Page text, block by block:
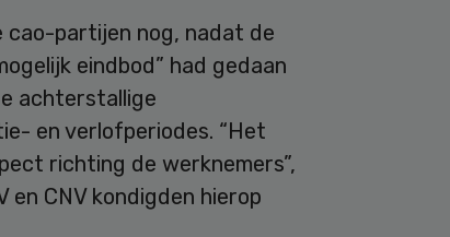
partijen nog, nadat de
eindbod” had gedaan
achterstallige
en verlofperiodes. “Het
richting de werknemers”,
en CNV kondigden hierop